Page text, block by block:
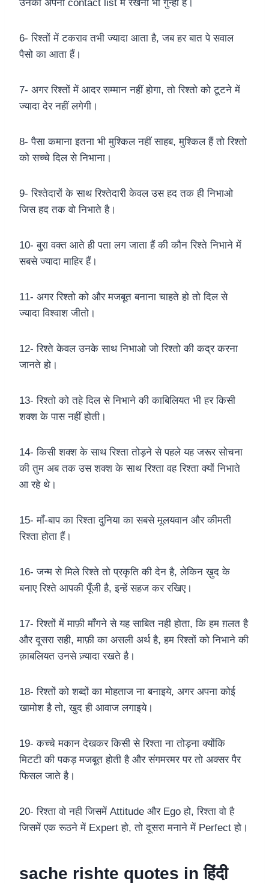
उनको अपनी contact list में रखना भी गुन्हा हैं।
6- रिश्तों में टकराव तभी ज्यादा आता है, जब हर बात पे सवाल
पैसो का आता हैं।
7- अगर रिश्तों में आदर सम्मान नहीं होगा, तो रिश्तो को टूटने में
ज्यादा देर नहीं लगेगी।
8- पैसा कमाना इतना भी मुश्किल नहीं साहब, मुश्किल हैं तो रिश्तो
को सच्चे दिल से निभाना।
9- रिश्तेदारों के साथ रिश्तेदारी केवल उस हद तक ही निभाओ
जिस हद तक वो निभाते है।
10- बुरा वक्त आते ही पता लग जाता हैं की कौन रिश्ते निभाने में
सबसे ज्यादा माहिर हैं।
11- अगर रिश्तो को और मजबूत बनाना चाहते हो तो दिल से
ज्यादा विश्वाश जीतो।
12- रिश्ते केवल उनके साथ निभाओ जो रिश्तो की कद्र करना
जानते हो।
13- रिश्तो को तहे दिल से निभाने की काबिलियत भी हर किसी
शक्श के पास नहीं होती।
14- किसी शक्श के साथ रिश्ता तोड़ने से पहले यह जरूर सोचना
की तुम अब तक उस शक्श के साथ रिश्ता वह रिश्ता क्यों निभाते
आ रहे थे।
15- माँ-बाप का रिश्ता दुनिया का सबसे मूलयवान और कीमती
रिश्ता होता हैं।
16- जन्म से मिले रिश्ते तो प्रकृति की देन है, लेकिन ख़ुद के
बनाए रिश्ते आपकी पूँजी है, इन्हें सहज कर रखिए।
17- रिश्तों में माफ़ी माँगने से यह साबित नही होता, कि हम ग़लत है
और दूसरा सही, माफ़ी का असली अर्थ है, हम रिश्तों को निभाने की
क़ाबलियत उनसे ज़्यादा रखते है।
18- रिश्तों को शब्दों का मोहताज ना बनाइये, अगर अपना कोई
खामोश है तो, खुद ही आवाज लगाइये।
19- कच्चे मकान देखकर किसी से रिश्ता ना तोड़ना क्योंकि
मिटटी की पकड़ मजबूत होती है और संगमरमर पर तो अक्सर पैर
फिसल जाते है।
20- रिश्ता वो नही जिसमें Attitude और Ego हो, रिश्ता वो है
जिसमें एक रूठने में Expert हो, तो दूसरा मनाने में Perfect हो।
sache rishte quotes in हिंदी